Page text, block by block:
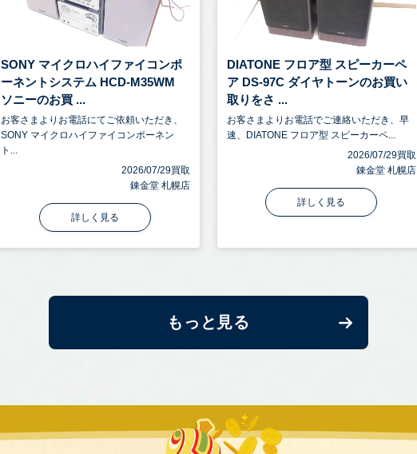
SONY マイクロハイファイコンポ
ーネントシステム HCD-M35WM
ソニーのお買 ...
お客さまよりお電話にてご依頼いただき、
SONY マイクロハイファイコンポーネン
ト...
2026/07/29買取
錬金堂 札幌店
詳しく見る
DIATONE フロア型 スピーカーペ
ア DS-97C ダイヤトーンのお買い
取りをさ ...
お客さまよりお電話でご連絡いただき、早
速、DIATONE フロア型 スピーカーペ...
2026/07/29買取
錬金堂 札幌店
詳しく見る
もっと見る